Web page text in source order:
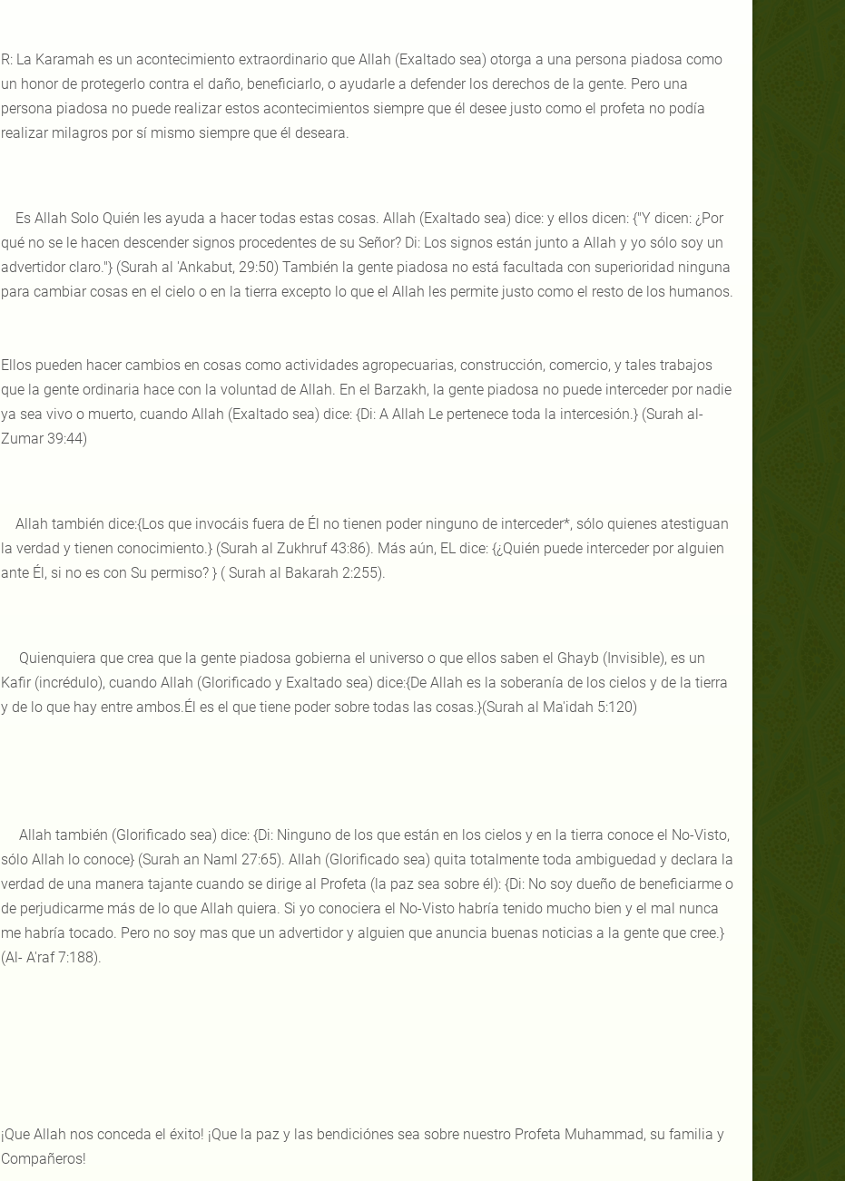
R: La Karamah es un acontecimiento extraordinario que Allah (Exaltado sea) otorga a una persona piadosa como
un honor de protegerlo contra el daño, beneficiarlo, o ayudarle a defender los derechos de la gente. Pero una
persona piadosa no puede realizar estos acontecimientos siempre que él desee justo como el profeta no podía
realizar milagros por sí mismo siempre que él deseara.
Es Allah Solo Quién les ayuda a hacer todas estas cosas. Allah (Exaltado sea) dice: y ellos dicen: {"Y dicen: ¿Por
qué no se le hacen descender signos procedentes de su Señor? Di: Los signos están junto a Allah y yo sólo soy un
advertidor claro."} (Surah al 'Ankabut, 29:50) También la gente piadosa no está facultada con superioridad ninguna
para cambiar cosas en el cielo o en la tierra excepto lo que el Allah les permite justo como el resto de los humanos.
Ellos pueden hacer cambios en cosas como actividades agropecuarias, construcción, comercio, y tales trabajos
que la gente ordinaria hace con la voluntad de Allah. En el Barzakh, la gente piadosa no puede interceder por nadie
ya sea vivo o muerto, cuando Allah (Exaltado sea) dice: {Di: A Allah Le pertenece toda la intercesión.} (Surah al-
Zumar 39:44)
Allah también dice:{Los que invocáis fuera de Él no tienen poder ninguno de interceder*, sólo quienes atestiguan
la verdad y tienen conocimiento.} (Surah al Zukhruf 43:86). Más aún, EL dice: {¿Quién puede interceder por alguien
ante Él, si no es con Su permiso? } ( Surah al Bakarah 2:255).
Quienquiera que crea que la gente piadosa gobierna el universo o que ellos saben el Ghayb (Invisible), es un
Kafir (incrédulo), cuando Allah (Glorificado y Exaltado sea) dice:{De Allah es la soberanía de los cielos y de la tierra
y de lo que hay entre ambos.Él es el que tiene poder sobre todas las cosas.}(Surah al Ma'idah 5:120)
Allah también (Glorificado sea) dice: {Di: Ninguno de los que están en los cielos y en la tierra conoce el No-Visto,
sólo Allah lo conoce} (Surah an Naml 27:65). Allah (Glorificado sea) quita totalmente toda ambiguedad y declara la
verdad de una manera tajante cuando se dirige al Profeta (la paz sea sobre él): {Di: No soy dueño de beneficiarme o
de perjudicarme más de lo que Allah quiera. Si yo conociera el No-Visto habría tenido mucho bien y el mal nunca
me habría tocado. Pero no soy mas que un advertidor y alguien que anuncia buenas noticias a la gente que cree.}
(Al- A'raf 7:188).
¡Que Allah nos conceda el éxito! ¡Que la paz y las bendiciónes sea sobre nuestro Profeta Muhammad, su familia y
Compañeros!